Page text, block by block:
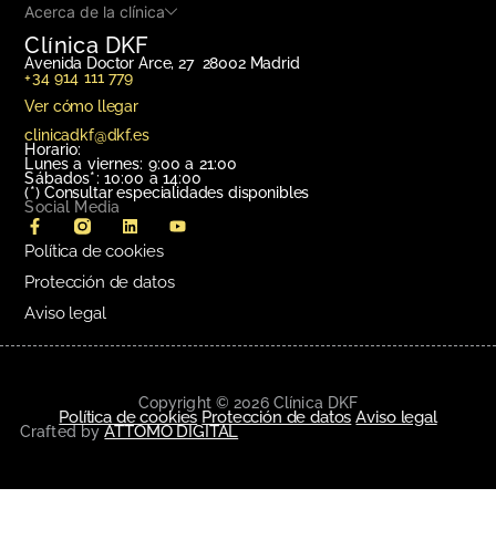
Clínica DKF
Avenida Doctor Arce, 27 28002 Madrid
+34 914 111 779
Ver cómo llegar
clinicadkf@dkf.es
Horario:
Lunes a viernes: 9:00 a 21:00
Sábados*: 10:00 a 14:00
(*) Consultar especialidades disponibles
Social Media
Acerca de la clínica
Política de cookies
Protección de datos
Aviso legal
Copyright © 2026 Clínica DKF
Política de cookies Protección de datos Aviso legal
Crafted byATTOMO DIGITAL